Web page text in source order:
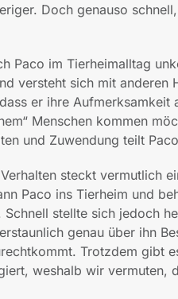
Doch genauso
Paco im Tierheimalltag
versteht sich mit anderen
er ihre Aufmerksamkeit
Menschen kommen
und Zuwendung teilt
steckt vermutlich
Paco ins Tierheim und
Schnell stellte sich jedoch
genau über ihn
Trotzdem gibt
weshalb wir vermuten,